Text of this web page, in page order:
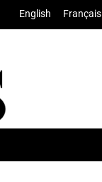
English Français